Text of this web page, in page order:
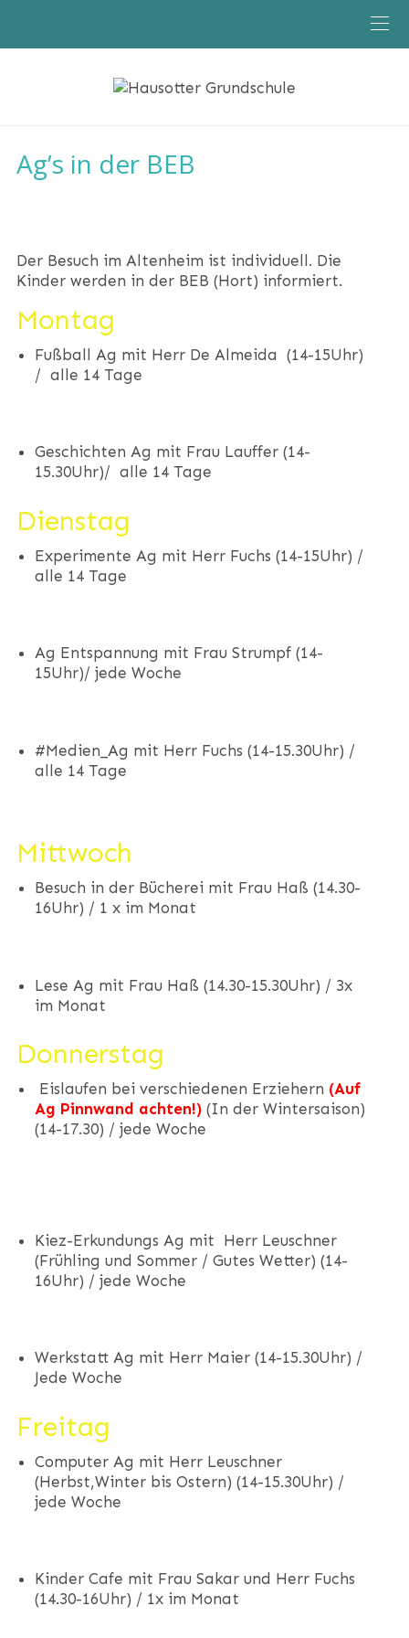
Ag’s in der BEB
Der Besuch im Altenheim ist individuell. Die
Kinder werden in der BEB (Hort) informiert.
Montag
Fußball Ag mit Herr De Almeida (14-15Uhr)
/ alle 14 Tage
Geschichten Ag mit Frau Lauffer (14-
15.30Uhr)/ alle 14 Tage
Dienstag
Experimente Ag mit Herr Fuchs (14-15Uhr) /
alle 14 Tage
Ag Entspannung mit Frau Strumpf (14-
15Uhr)/ jede Woche
#Medien_Ag mit Herr Fuchs (14-15.30Uhr) /
alle 14 Tage
Mittwoch
Besuch in der Bücherei mit Frau Haß (14.30-
16Uhr) / 1 x im Monat
Lese Ag mit Frau Haß (14.30-15.30Uhr) / 3x
im Monat
Donnerstag
Eislaufen bei verschiedenen Erziehern (Auf
Ag Pinnwand achten!) (In der Wintersaison)
(14-17.30) / jede Woche
Kiez-Erkundungs Ag mit Herr Leuschner
(Frühling und Sommer / Gutes Wetter) (14-
16Uhr) / jede Woche
Werkstatt Ag mit Herr Maier (14-15.30Uhr) /
Jede Woche
Freitag
Computer Ag mit Herr Leuschner
(Herbst,Winter bis Ostern) (14-15.30Uhr) /
jede Woche
Kinder Cafe mit Frau Sakar und Herr Fuchs
(14.30-16Uhr) / 1x im Monat